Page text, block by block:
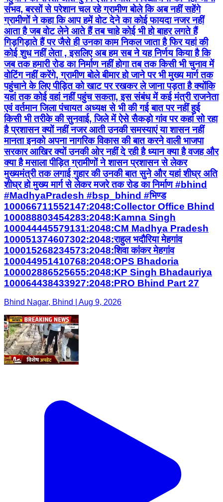
संभव, बरसों से परेशान चल रहे ग्रामीण बोले कि अब नहीं सहेंगे
ग्रामीणों ने कहा कि आप हमें वोट देने का कोई फायदा नजर नहीं
आता है जब वोट लेने आते हैं तब चाहे कोई भी हो बाहर लगते हैं
गिड़गिड़ाते हैं पर जैसे ही उनका काम निकल जाता है फिर यहां की
कोई शुध नहीं लेता , इसलिए अब हम सब ने यह निर्णय किया है कि
जब तक हमारी रोड का निर्माण नहीं होगा तब तक किसी भी चुनाव में
वोटिंग नहीं करेंगे, ग्रामीण बोले बीमार हो जाने पर भी मुख्य मार्ग तक
पहुंचाने के लिए पीड़ित को खाट पर रखकर ले जाना पड़ता है क्योंकि
यहां तक कोई वहां नहीं पहुंच सकता, इस संबंध में कई मंत्री राजनेता
एवं वर्तमान जिला पंचायत अध्यक्ष से भी की गई बात पर नहीं हुई
किसी भी तरीके की सुनवाई, जिले में ऐसे सैकड़ो गांव पर कहां सो रहा
है प्रशासन क्यों नहीं नजर आती उनकी समस्याएं या शासन नहीं
मानता इनको अपना नागरिक विकास की बात करने वाली भाजपा
सरकार आखिर क्यों उनकी ओर नहीं दे रही है ध्यान क्या है वजह और
क्या है मसाला पीड़ित ग्रामीणों ने शासन प्रशासन से लेकर
मुख्यमंत्री तक लगाई गुहार की उनकी बात सुने और यहां शीघ्र अति
शीघ्र हो मुख्य मार्ग से लेकर मजरे तक रोड का निर्माण #bhind
#MadhyaPradesh #bsp_bhind #भिण्ड
100066711552147:2048:Collector Office Bhind
100088803454283:2048:Kamna Singh
100044445579131:2048:CM Madhya Pradesh
100051374607302:2048:राहुल भदौरिया मेहगांव
100015268234573:2048:शिवा कांकर मेहगांव
100044951410768:2048:OPS Bhadoria
100002886525655:2048:KP Singh Bhadauriya
100064438433927:2048:PRO Bhind Part 27
Bhind Nagar, Bhind | Aug 9, 2026